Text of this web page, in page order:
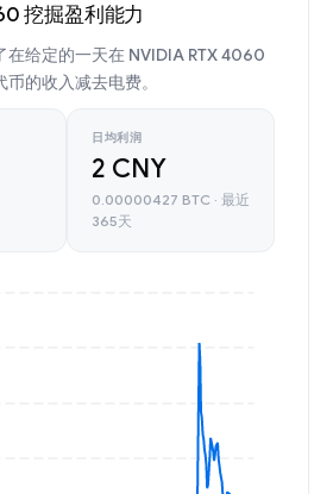
挖掘盈利能力
在给定的一天在 NVIDIA RTX 4060
的收入减去电费。
日均利润
2 CNY
0.00000427 BTC · 最近
365天